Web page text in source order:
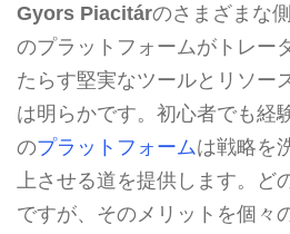
Gyors Piacitárのさまざまな
のプラットフォームがトレー
たらす堅実なツールとリソー
は明らかです。初心者でも経
のプラットフォームは戦略を
上させる道を提供します。ど
ですが、そのメリットを個々